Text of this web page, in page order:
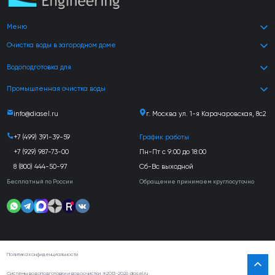
Меню
Очистка воды в загородном доме
Водоподготовка для
Промышленная очистка воды
info@diasel.ru г. Москва ул. 1-я Карачаровская, 8с2
+7 (499) 391-39-59
+7 (929) 987-73-00
8 (800) 444-50-97
Бесплатный по России
График работы
Пн-Пт с 9:00 до 18:00
Сб-Вс выходной
Обращение принимаем круглосуточно
Системы водоподготовки и водоочистки @2013-2026 diasel.ru
Политика конфиденциальности